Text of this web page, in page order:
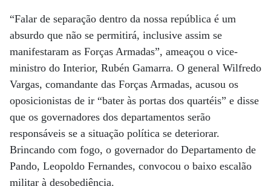
“Falar de separação dentro da nossa república é um
absurdo que não se permitirá, inclusive assim se
manifestaram as Forças Armadas”, ameaçou o vice-
ministro do Interior, Rubén Gamarra. O general Wilfredo
Vargas, comandante das Forças Armadas, acusou os
oposicionistas de ir “bater às portas dos quartéis” e disse
que os governadores dos departamentos serão
responsáveis se a situação política se deteriorar.
Brincando com fogo, o governador do Departamento de
Pando, Leopoldo Fernandes, convocou o baixo escalão
militar à desobediência.